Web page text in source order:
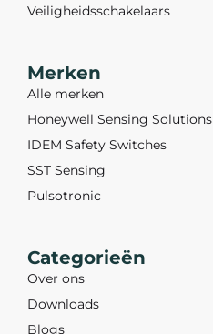
Veiligheidsschakelaars
Merken
Alle merken
Honeywell Sensing Solutions
IDEM Safety Switches
SST Sensing
Pulsotronic
Categorieën
Over ons
Downloads
Blogs